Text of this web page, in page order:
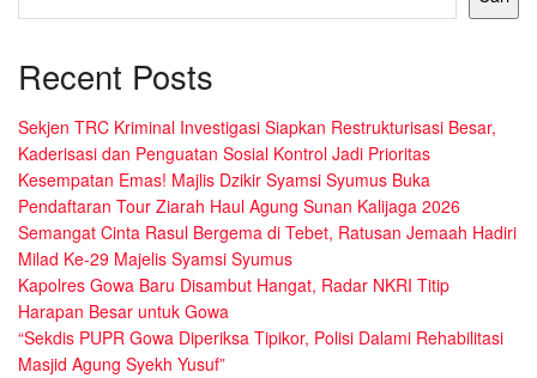
Recent Posts
Sekjen TRC Kriminal Investigasi Siapkan Restrukturisasi Besar,
Kaderisasi dan Penguatan Sosial Kontrol Jadi Prioritas
Kesempatan Emas! Majlis Dzikir Syamsi Syumus Buka
Pendaftaran Tour Ziarah Haul Agung Sunan Kalijaga 2026
Semangat Cinta Rasul Bergema di Tebet, Ratusan Jemaah Hadiri
Milad Ke-29 Majelis Syamsi Syumus
Kapolres Gowa Baru Disambut Hangat, Radar NKRI Titip
Harapan Besar untuk Gowa
“Sekdis PUPR Gowa Diperiksa Tipikor, Polisi Dalami Rehabilitasi
Masjid Agung Syekh Yusuf”